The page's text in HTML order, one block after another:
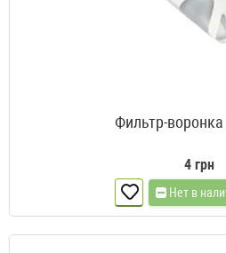
Фильтр-
4 грн
Нет в